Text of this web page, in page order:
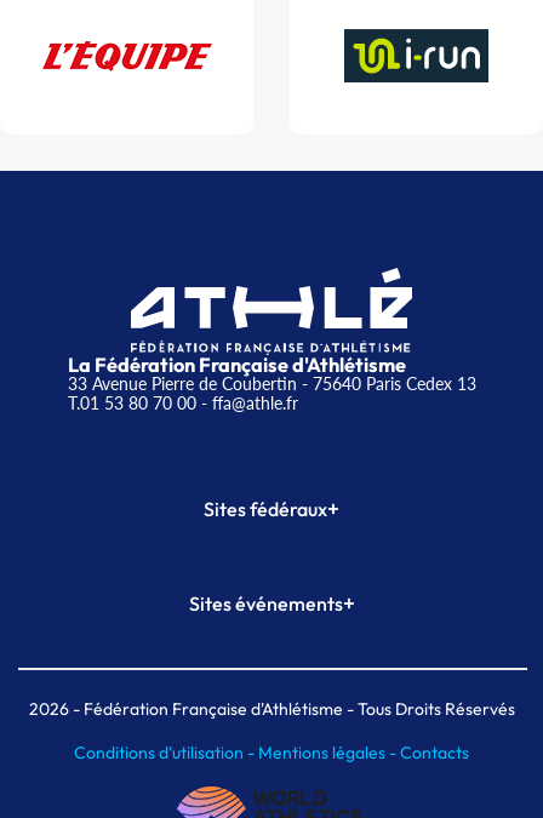
La Fédération Française d'Athlétisme
33 Avenue Pierre de Coubertin - 75640 Paris Cedex 13
T.01 53 80 70 00- ffa@athle.fr
Sites fédéraux+
Plateforme Formation
Sites événements+
Meeting de Paris indoor
MAIF Ekiden de Paris
2026- Fédération Française d'Athlétisme - Tous Droits Réservés
Conditions d'utilisation - Mentions légales -Contacts